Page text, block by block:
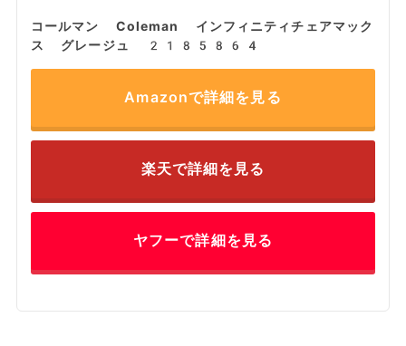
コールマン Coleman インフィニティチェアマック
ス グレージュ 2185864
Amazonで詳細を見る
楽天で詳細を見る
ヤフーで詳細を見る